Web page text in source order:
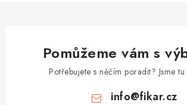
Pomůžeme vám s
Potřebujete s něčím poradit? Jsme
info@fikar.cz